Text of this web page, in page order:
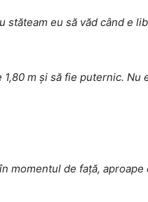
eu să văd când e
m și să fie puternic. Nu
momentul de față,